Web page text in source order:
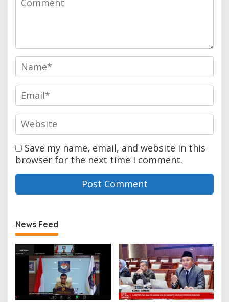
Save my name, email, and website in this
browser for the next time I comment.
News Feed